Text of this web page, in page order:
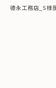
德永工務店_S様